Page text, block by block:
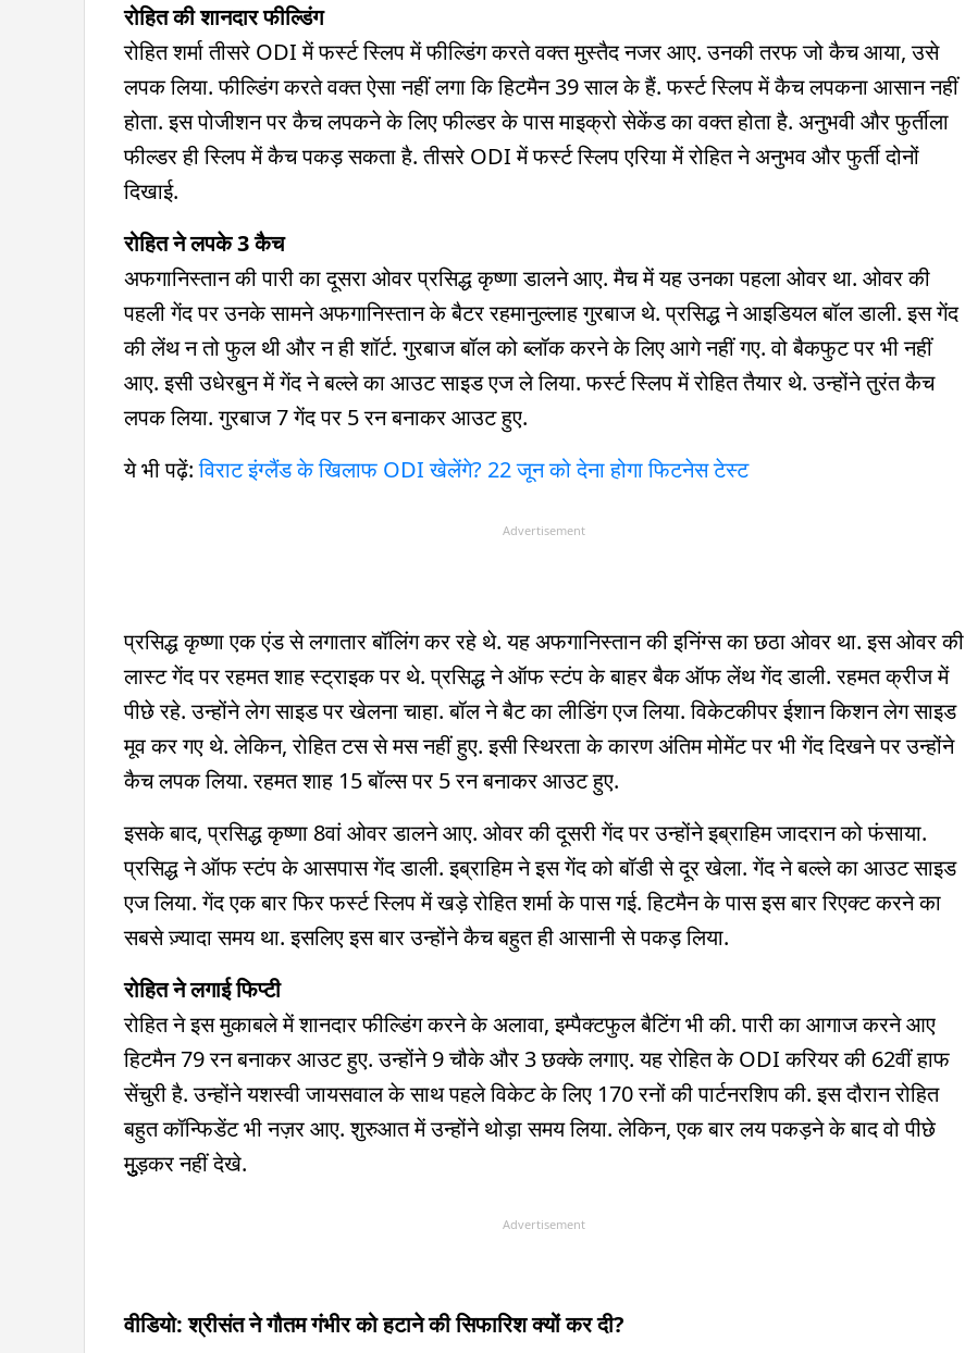
रोहित की शानदार फील्डिंग
रोहित शर्मा तीसरे ODI में फर्स्ट स्लिप में फील्डिंग करते वक्त मुस्तैद नजर आए. उनकी तरफ जो कैच आया, उसे
लपक लिया. फील्डिंग करते वक्त ऐसा नहीं लगा कि हिटमैन 39 साल के हैं. फर्स्ट स्लिप में कैच लपकना आसान नहीं
होता. इस पोजीशन पर कैच लपकने के लिए फील्डर के पास माइक्रो सेकेंड का वक्त होता है. अनुभवी और फुर्तीला
फील्डर ही स्लिप में कैच पकड़ सकता है. तीसरे ODI में फर्स्ट स्लिप एरिया में रोहित ने अनुभव और फुर्ती दोनों
दिखाई.
रोहित ने लपके 3 कैच
अफगानिस्तान की पारी का दूसरा ओवर प्रसिद्ध कृष्णा डालने आए. मैच में यह उनका पहला ओवर था. ओवर की
पहली गेंद पर उनके सामने अफगानिस्तान के बैटर रहमानुल्लाह गुरबाज थे. प्रसिद्ध ने आइडियल बॉल डाली. इस गेंद
की लेंथ न तो फुल थी और न ही शॉर्ट. गुरबाज बॉल को ब्लॉक करने के लिए आगे नहीं गए. वो बैकफुट पर भी नहीं
आए. इसी उधेरबुन में गेंद ने बल्ले का आउट साइड एज ले लिया. फर्स्ट स्लिप में रोहित तैयार थे. उन्होंने तुरंत कैच
लपक लिया. गुरबाज 7 गेंद पर 5 रन बनाकर आउट हुए.
ये भी पढ़ें:विराट इंग्लैंड के ख‍िलाफ ODI खेलेंगे? 22 जून को देना होगा फिटनेस टेस्ट
Advertisement
प्रसिद्ध कृष्णा एक एंड से लगातार बॉलिंग कर रहे थे. यह अफगानिस्तान की इनिंग्स का छठा ओवर था. इस ओवर की
लास्ट गेंद पर रहमत शाह स्ट्राइक पर थे. प्रसिद्ध ने ऑफ स्टंप के बाहर बैक ऑफ लेंथ गेंद डाली. रहमत क्रीज में
पीछे रहे. उन्होंने लेग साइड पर खेलना चाहा. बॉल ने बैट का लीडिंग एज लिया. विकेटकीपर ईशान किशन लेग साइड
मूव कर गए थे. लेकिन, रोहित टस से मस नहीं हुए. इसी स्थ‍िरता के कारण अंतिम मोमेंट पर भी गेंद दिखने पर उन्होंने
कैच लपक लिया. रहमत शाह 15 बॉल्स पर 5 रन बनाकर आउट हुए.
इसके बाद, प्रसिद्ध कृष्णा 8वां ओवर डालने आए. ओवर की दूसरी गेंद पर उन्होंने इब्राहिम जादरान को फंसाया.
प्रसिद्ध ने ऑफ स्टंप के आसपास गेंद डाली. इब्राहिम ने इस गेंद को बॉडी से दूर खेला. गेंद ने बल्ले का आउट साइड
एज लिया. गेंद एक बार फिर फर्स्ट स्लिप में खड़े रोहित शर्मा के पास गई. हिटमैन के पास इस बार रिएक्ट करने का
सबसे ज़्यादा समय था. इसलिए इस बार उन्होंने कैच बहुत ही आसानी से पकड़ लिया.
रोहित ने लगाई फिप्टी
रोहित ने इस मुकाबले में शानदार फील्डिंग करने के अलावा, इम्पैक्टफुल बैटिंग भी की. पारी का आगाज करने आए
हिटमैन 79 रन बनाकर आउट हुए. उन्होंने 9 चौके और 3 छक्के लगाए. यह रोहित के ODI करियर की 62वीं हाफ
सेंचुरी है. उन्होंने यशस्वी जायसवाल के साथ पहले विकेट के लिए 170 रनों की पार्टनरशिप की. इस दौरान रोहित
बहुत कॉन्फ‍िडेंट भी नज़र आए. शुरुआत में उन्होंने थोड़ा समय लिया. लेकिन, एक बार लय पकड़ने के बाद वो पीछे
मुुुुुड़कर नहीं देखे.
Advertisement
वीडियो: श्रीसंत ने गौतम गंभीर को हटाने की सिफारिश क्यों कर दी?